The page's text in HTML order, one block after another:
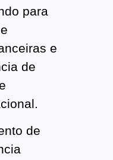
para
e
de
de